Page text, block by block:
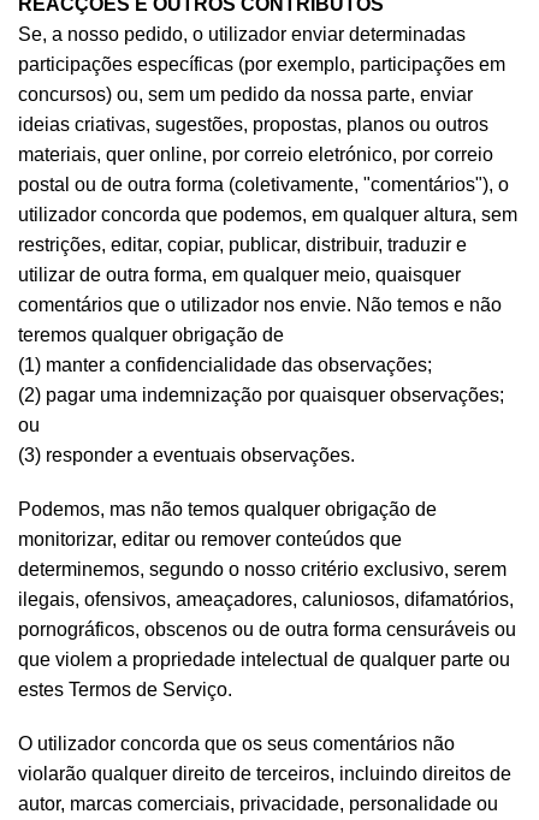
REACÇÕES E OUTROS CONTRIBUTOS
Se, a nosso pedido, o utilizador enviar determinadas
participações específicas (por exemplo, participações em
concursos) ou, sem um pedido da nossa parte, enviar
ideias criativas, sugestões, propostas, planos ou outros
materiais, quer online, por correio eletrónico, por correio
postal ou de outra forma (coletivamente, "comentários"), o
utilizador concorda que podemos, em qualquer altura, sem
restrições, editar, copiar, publicar, distribuir, traduzir e
utilizar de outra forma, em qualquer meio, quaisquer
comentários que o utilizador nos envie. Não temos e não
teremos qualquer obrigação de
(1) manter a confidencialidade das observações;
(2) pagar uma indemnização por quaisquer observações;
ou
(3) responder a eventuais observações.
Podemos, mas não temos qualquer obrigação de
monitorizar, editar ou remover conteúdos que
determinemos, segundo o nosso critério exclusivo, serem
ilegais, ofensivos, ameaçadores, caluniosos, difamatórios,
pornográficos, obscenos ou de outra forma censuráveis ou
que violem a propriedade intelectual de qualquer parte ou
estes Termos de Serviço.
O utilizador concorda que os seus comentários não
violarão qualquer direito de terceiros, incluindo direitos de
autor, marcas comerciais, privacidade, personalidade ou